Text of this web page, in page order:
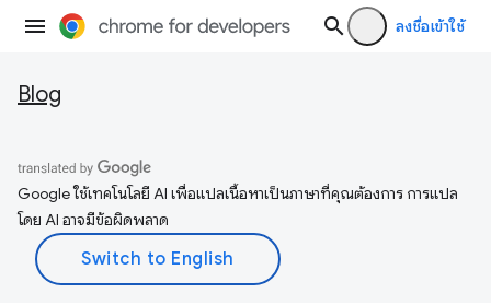
ลงชื่อเข้าใช้
Blog
Google ใช้เทคโนโลยี AI เพื่อแปลเนื้อหาเป็นภาษาที่คุณต้องการ การแปล
โดย AI อาจมีข้อผิดพลาด